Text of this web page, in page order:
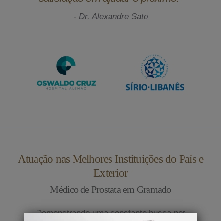
- Dr. Alexandre Sato
Atuação nas Melhores Instituições do País e
Exterior
Médico de Prostata em Gramado
Demonstrando uma constante busca por